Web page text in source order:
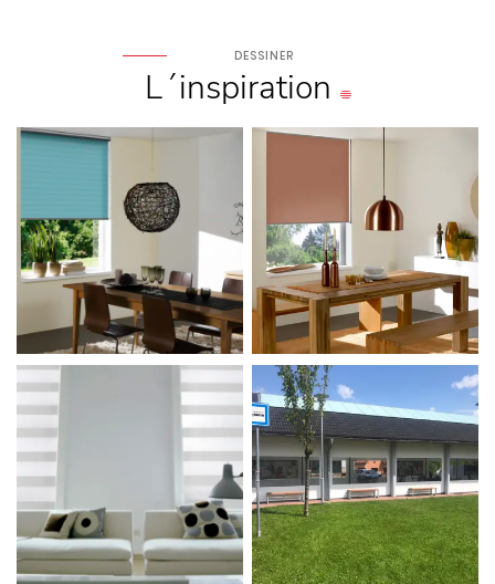
DESSINER
L´inspiration